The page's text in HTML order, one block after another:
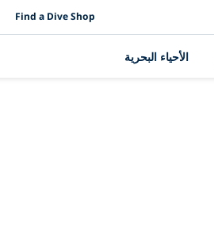
Find a Dive Shop
الأحياء البحرية